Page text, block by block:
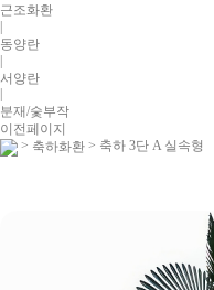
근조화환
|
동양란
|
서양란
분재/숯부작
이전페이지
> 축하화환 > 축하 3단 A 실속형